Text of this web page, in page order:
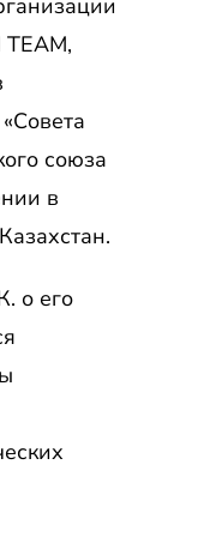
TEAM,
союза
в
о его